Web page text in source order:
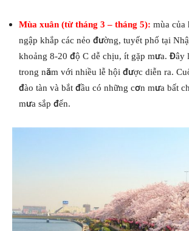
Mùa xuân (từ tháng 3 – tháng 5): mùa của
ngập khắp các nẻo đường, tuyết phố tại
khoảng 8-20 độ C dễ chịu, ít gặp mưa. Đây
trong năm với nhiều lễ hội được diễn ra.
đào tàn và bắt đầu có những cơn mưa bất
mưa sắp đến.